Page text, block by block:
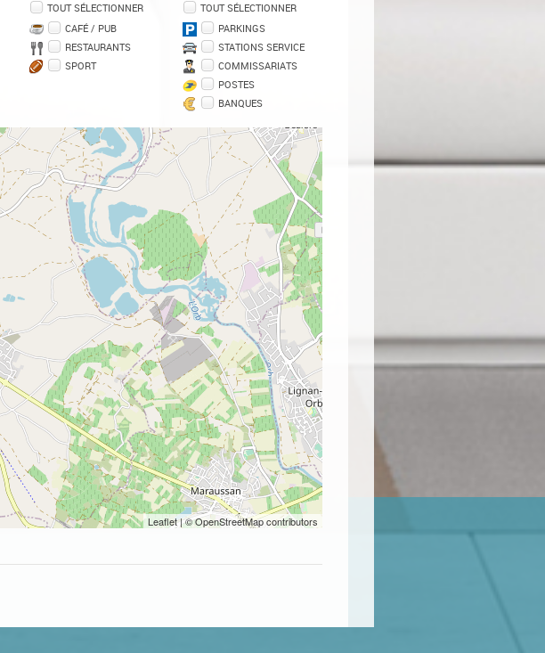
TOUT SÉLECTIONNER
CAFÉ / PUB
RESTAURANTS
SPORT
TOUT SÉLECTIONNER
PARKINGS
STATIONS SERVICE
COMMISSARIATS
POSTES
BANQUES
Leaflet| © OpenStreetMap contributors